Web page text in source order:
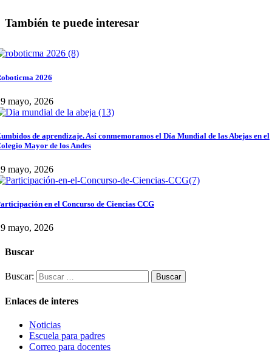
También te puede interesar
2026
mayo, 2026
de aprendizaje. Así conmemoramos el Día Mundial de las Abejas en el
Mayor de los Andes
mayo, 2026
en el Concurso de Ciencias CCG
mayo, 2026
Buscar
Buscar:
Enlaces de interes
Noticias
Escuela para padres
Correo para docentes